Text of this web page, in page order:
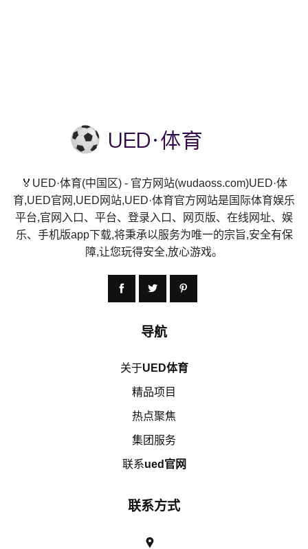
🏅UED·体育(中国区) - 官方网站(wudaoss.com)UED·体
育,UED官网,UED网站,UED·体育官方网站是国际体育娱乐
平台,官网入口、平台、登录入口、网页版、在线网址、娱
乐、手机版app下载,将秉承以服务为唯一的宗旨,安全有保
障,让您玩得安全,放心游戏。
导航
关于UED体育
精品项目
热点聚焦
集团服务
联系ued官网
联系方式